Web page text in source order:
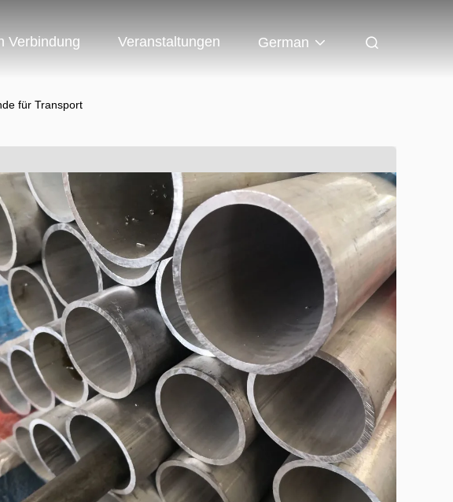
Verbindung Veranstaltungen German
für Transport